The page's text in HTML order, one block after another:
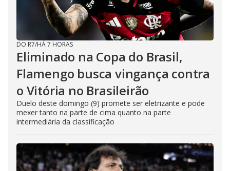
DO R7/HÁ 7 HORAS
Eliminado na Copa do Brasil,
Flamengo busca vingança contra
o Vitória no Brasileirão
Duelo deste domingo (9) promete ser eletrizante e pode
mexer tanto na parte de cima quanto na parte
intermediária da classificação